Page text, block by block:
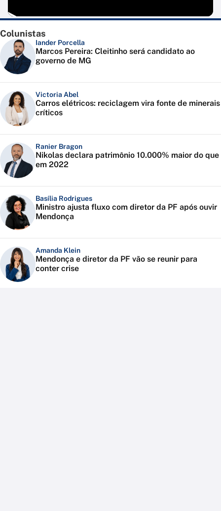
Colunistas
Iander Porcella
Marcos Pereira: Cleitinho será candidato ao
governo de MG
Victoria Abel
Carros elétricos: reciclagem vira fonte de minerais
críticos
Ranier Bragon
Nikolas declara patrimônio 10.000% maior do que
em 2022
Basília Rodrigues
Ministro ajusta fluxo com diretor da PF após ouvir
Mendonça
Amanda Klein
Mendonça e diretor da PF vão se reunir para
conter crise